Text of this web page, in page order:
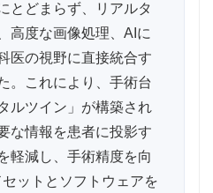
とどまらず、リアルタ
高度な画像処理、AIに
医の視野に直接統合す
。これにより、手術台
ルツイン」が構築され
な情報を患者に投影す
軽減し、手術精度を向
セットとソフトウェアを